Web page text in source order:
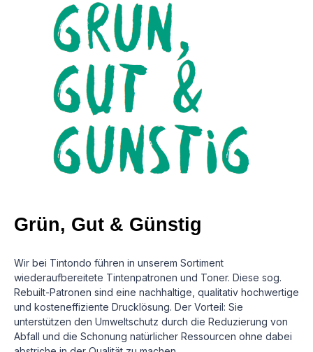
Grün, Gut & Günstig
Wir bei Tintondo führen in unserem Sortiment
wiederaufbereitete Tintenpatronen und Toner. Diese sog.
Rebuilt-Patronen sind eine nachhaltige, qualitativ hochwertige
und kosteneffiziente Drucklösung. Der Vorteil: Sie
unterstützen den Umweltschutz durch die Reduzierung von
Abfall und die Schonung natürlicher Ressourcen ohne dabei